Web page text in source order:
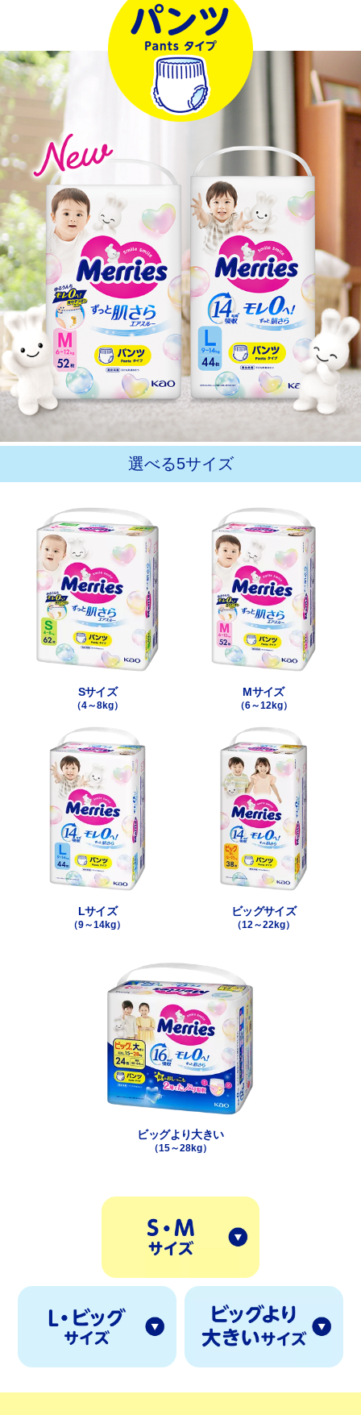
選べる5サイズ
Sサイズ
（4～8kg）
Mサイズ
（6～12kg）
Lサイズ
（9～14kg）
ビッグサイズ
（12～22kg）
ビッグより大きい
（15～28kg）